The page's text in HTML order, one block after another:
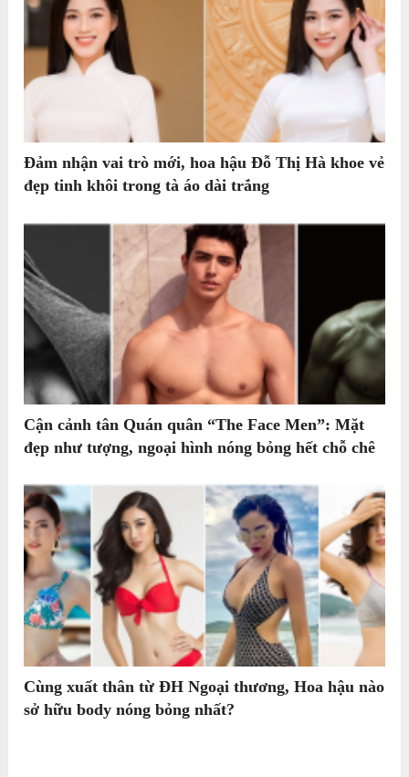
Đảm nhận vai trò mới, hoa hậu Đỗ Thị Hà khoe vẻ
đẹp tinh khôi trong tà áo dài trắng
Cận cảnh tân Quán quân “The Face Men”: Mặt
đẹp như tượng, ngoại hình nóng bỏng hết chỗ chê
Cùng xuất thân từ ĐH Ngoại thương, Hoa hậu nào
sở hữu body nóng bỏng nhất?